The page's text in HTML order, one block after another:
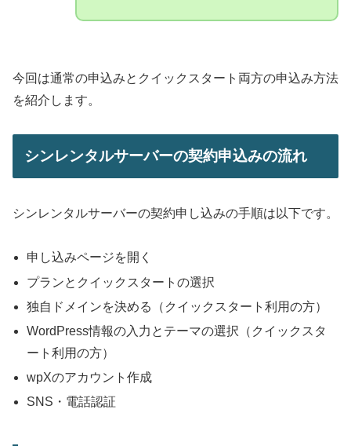
今回は通常の申込みとクイックスタート両方の申込み方法
を紹介します。
シンレンタルサーバーの契約申込みの流れ
シンレンタルサーバーの契約申し込みの手順は以下です。
申し込みページを開く
プランとクイックスタートの選択
独自ドメインを決める（クイックスタート利用の方）
WordPress情報の入力とテーマの選択（クイックスタ
ート利用の方）
wpXのアカウント作成
SNS・電話認証